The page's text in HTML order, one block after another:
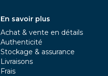
En savoir plus
Achat & vente en détails
Authenticité
Stockage & assurance
Livraisons
Frais